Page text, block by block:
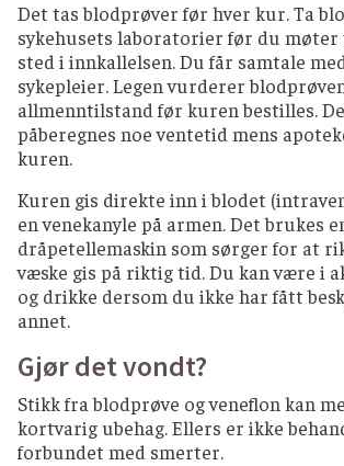
Det tas blodprøver før hver kur. Ta
sykehusets laboratorier før du
sted i innkallelsen. Du får samtale
sykepleier. Legen vurderer
allmenntilstand før kuren bestilles.
påberegnes noe ventetid mens
kuren.
Kuren gis direkte inn i blodet
en venekanyle på armen. Det brukes
dråpetellemaskin som sørger for at
væske gis på riktig tid. Du kan være i
og drikke dersom du ikke har fått
annet.
Gjør det vondt?
Stikk fra blodprøve og veneflon kan
kortvarig ubehag. Ellers er ikke
forbundet med smerter.